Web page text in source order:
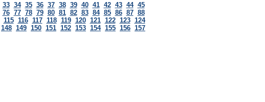
33 34 35 36 37 38 39 40 41 42 43 44 45
76 77 78 79 80 81 82 83 84 85 86 87 88
115 116 117 118 119 120 121 122 123 124
148 149 150 151 152 153 154 155 156 157